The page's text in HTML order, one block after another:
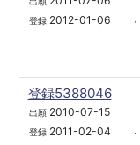
登録2012-01-06
・
登録5388046
出願 2010-07-15
登録2011-02-04
・